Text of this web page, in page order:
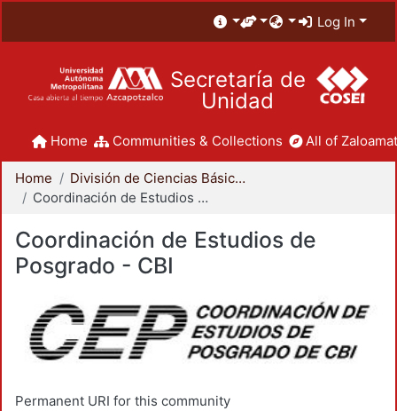
Log In
Secretaría de
Unidad
Home Communities & Collections All of
Home
División de Ciencias Básicas e Ingeniería
Coordinación de Estudios de Posgrado - CBI
Coordinación de Estudios de
Posgrado - CBI
Permanent URI for this community